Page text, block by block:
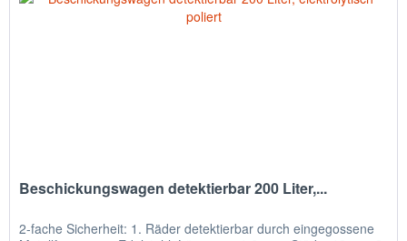
Beschickungswagen detektierbar 200 Liter,...
2-fache Sicherheit: 1. Räder detektierbar durch eingegossene